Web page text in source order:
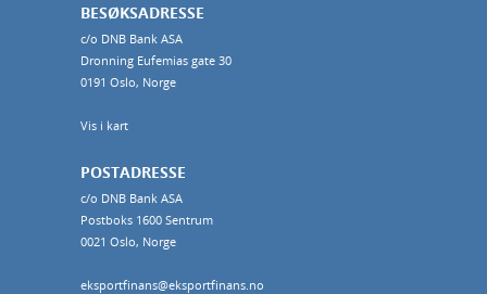
BESØKSADRESSE
c/o DNB Bank ASA
Dronning Eufemias gate 30
0191 Oslo, Norge
Vis i kart
POSTADRESSE
c/o DNB Bank ASA
Postboks 1600 Sentrum
0021 Oslo, Norge
eksportfinans@eksportfinans.no